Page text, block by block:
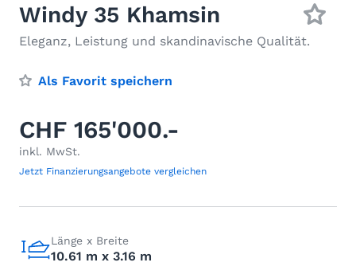
Windy 35 Khamsin
Eleganz, Leistung und skandinavische Qualität.
Als Favorit speichern
CHF 165'000.-
inkl. MwSt.
Jetzt Finanzierungsangebote vergleichen
Länge x Breite
10.61 m x 3.16 m